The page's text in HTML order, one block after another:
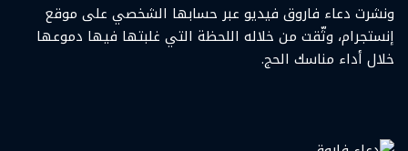
ونشرت دعاء فاروق فيديو عبر حسابها الشخصي على موقع
إنستجرام، وثّقت من خلاله اللحظة التي غلبتها فيها دموعها
خلال أداء مناسك الحج.